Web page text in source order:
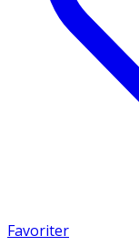
Favoriter